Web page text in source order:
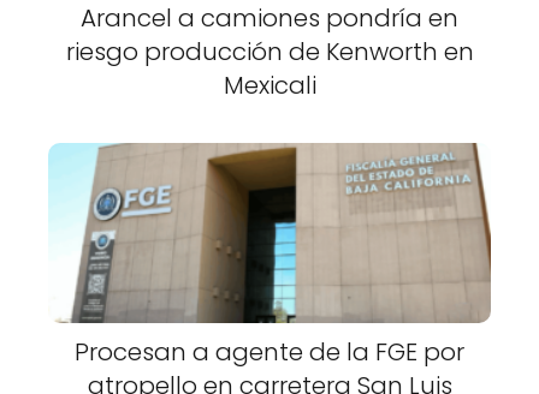
Arancel a camiones pondría en
riesgo producción de Kenworth en
Mexicali
Procesan a agente de la FGE por
atropello en carretera San Luis